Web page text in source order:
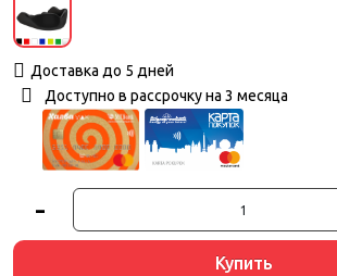
Доставка до 5 дней
Доступно в рассрочку на 3 месяца
-
Купить